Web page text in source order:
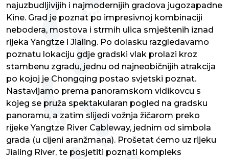
najuzbudljivijih i najmodernijih gradova jugozapadne
Kine. Grad je poznat po impresivnoj kombinaciji
nebodera, mostova i strmih ulica smještenih iznad
rijeka Yangtze i Jialing. Po dolasku razgledavamo
poznatu lokaciju gdje gradski vlak prolazi kroz
stambenu zgradu, jednu od najneobičnijih atrakcija
po kojoj je Chongqing postao svjetski poznat.
Nastavljamo prema panoramskom vidikovcu s
kojeg se pruža spektakularan pogled na gradsku
panoramu, a zatim slijedi vožnja žičarom preko
rijeke Yangtze River Cableway, jednim od simbola
grada (u cijeni aranžmana). Prošetat ćemo uz rijeku
Jialing River, te posjetiti poznati kompleks